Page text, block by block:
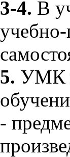
3-4. В
учебно-
5. УМК
-